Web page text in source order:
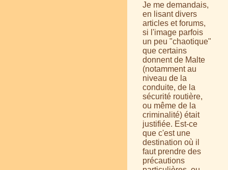
Je me demandais,
en lisant divers
articles et forums,
si l'image parfois
un peu "chaotique"
que certains
donnent de Malte
(notamment au
niveau de la
conduite, de la
sécurité routière,
ou même de la
criminalité) était
justifiée. Est-ce
que c'est une
destination où il
faut prendre des
précautions